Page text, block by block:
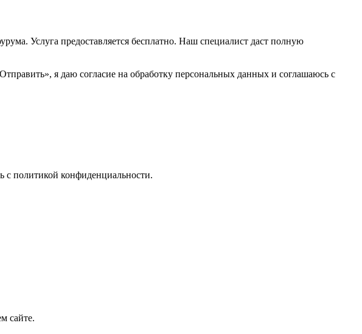
Услуга предоставляется бесплатно. Наш специалист даст полную
я даю согласие на обработку персональных данных и соглашаюсь c
c политикой конфиденциальности.
сайте.